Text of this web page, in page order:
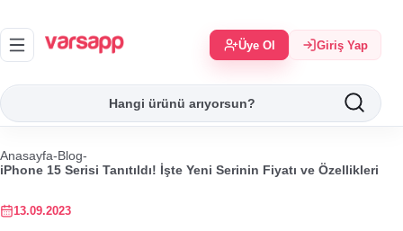
Üye Ol Giriş Yap
Anasayfa-Blog-
iPhone 15 Serisi Tanıtıldı! İşte Yeni Serinin Fiyatı ve Özellikleri
13.09.2023